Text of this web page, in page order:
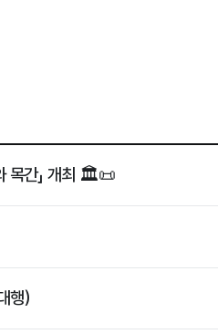
리유적 악기와 목간」 개최 🏛️📜
행)